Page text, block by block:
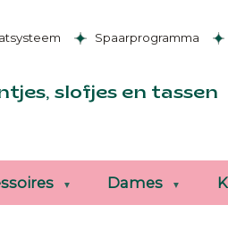
Spaarprogramma
slofjes en tassen
Dames